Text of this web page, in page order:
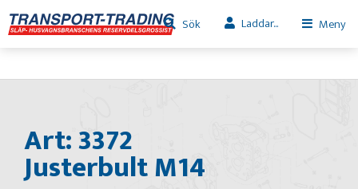
Sök Laddar... Meny
Art: 3372
Justerbult M14